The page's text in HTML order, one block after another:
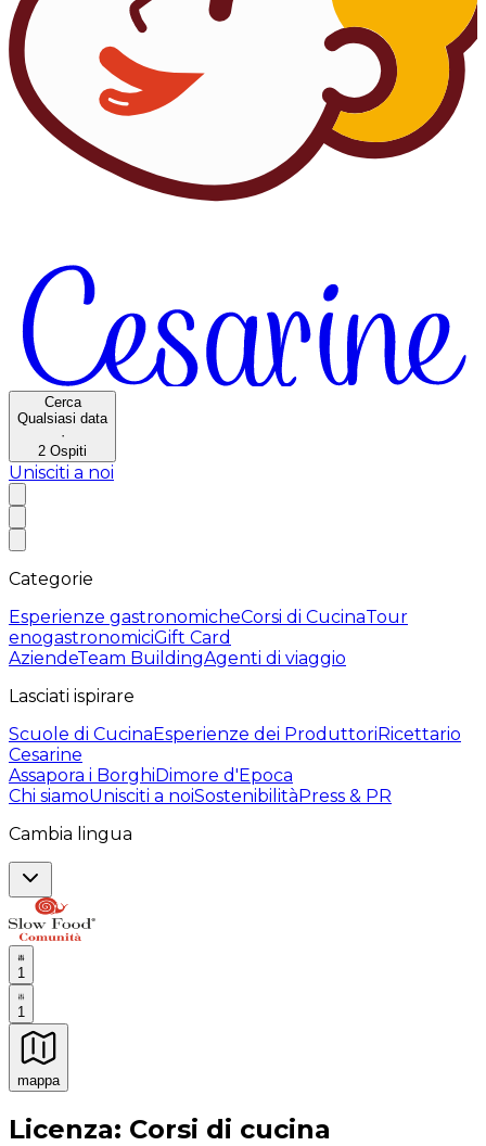
Cerca
Qualsiasi data
·
2 Ospiti
Unisciti a noi
Categorie
Esperienze gastronomicheCorsi di CucinaTour
enogastronomiciGift Card
AziendeTeam BuildingAgenti di viaggio
Lasciati ispirare
Scuole di CucinaEsperienze dei ProduttoriRicettario
Cesarine
Assapora i BorghiDimore d'Epoca
Chi siamoUnisciti a noiSostenibilitàPress & PR
Cambia lingua
1
1
mappa
Esperienze culinarie indimenticabili: Esperienze
Licenza: Corsi di cucina